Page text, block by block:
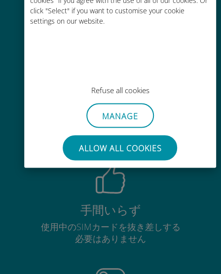
click "Select" if you want to customise your cookie
settings on our website.
Refuse all cookies
MANAGE
ALLOW ALL COOKIES
お客様が普段お使いのキャリアでロ
ーミングサービスを使った場合に比
かんたん追加購入
Wi-Fiやデータ残量がなくても、
Ubigiアプリでデータの追加購入が
手間いらず
使用中のSIMカードを抜き差しする
必要はありません